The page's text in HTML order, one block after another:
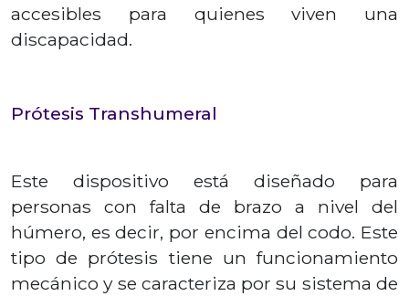
accesibles para quienes viven una
discapacidad.
Prótesis Transhumeral
Este dispositivo está diseñado para
personas con falta de brazo a nivel del
húmero, es decir, por encima del codo. Este
tipo de prótesis tiene un funcionamiento
mecánico y se caracteriza por su sistema de